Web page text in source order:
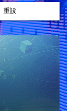
重設